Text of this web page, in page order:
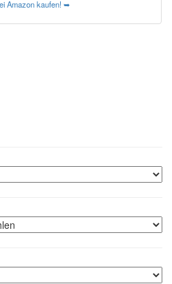
Amazon kaufen! ➥